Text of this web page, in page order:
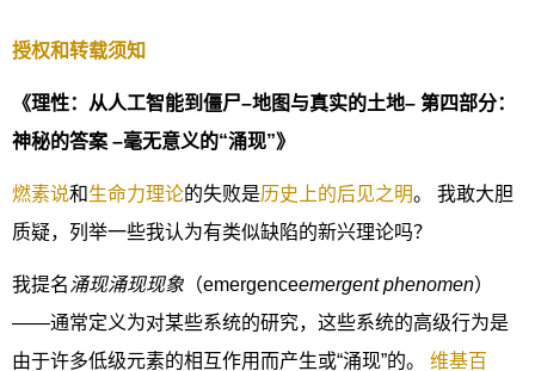
授权和转载须知
《理性：从人工智能到僵尸–地图与真实的土地– 第四部分：
神秘的答案 –毫无意义的“涌现”》
燃素说和生命力理论的失败是历史上的后见之明。 我敢大胆
质疑，列举一些我认为有类似缺陷的新兴理论吗？
我提名 涌现涌现现象 （emergenceemergent phenomen）
——通常定义为对某些系统的研究，这些系统的高级行为是
由于许多低级元素的相互作用而产生或“涌现”的。 维基百